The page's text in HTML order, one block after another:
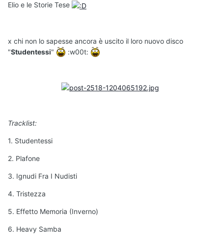
Elio e le Storie Tese
x chi non lo sapesse ancora è uscito il loro nuovo disco
"Studentessi" :w00t:
Tracklist:
1. Studentessi
2. Plafone
3. Ignudi Fra I Nudisti
4. Tristezza
5. Effetto Memoria (Inverno)
6. Heavy Samba